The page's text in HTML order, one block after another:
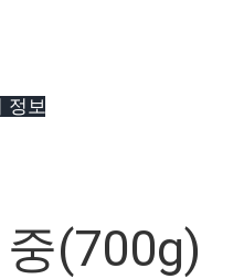
정보
(700g)